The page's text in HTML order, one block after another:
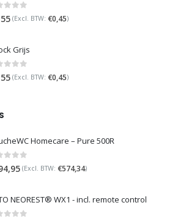
of 5
(Excl. BTW: €0,45)
Grijs
of 5
(Excl. BTW: €0,45)
Homecare – Pure 500R
of 5
(Excl. BTW: €574,34)
NEOREST® WX1 - incl. remote control